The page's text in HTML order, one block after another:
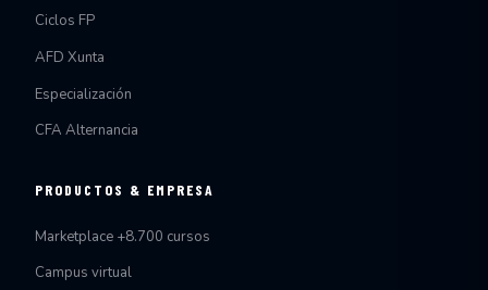
Ciclos FP
AFD Xunta
Especialización
CFA Alternancia
PRODUCTOS & EMPRESA
Marketplace +8.700 cursos
Campus virtual